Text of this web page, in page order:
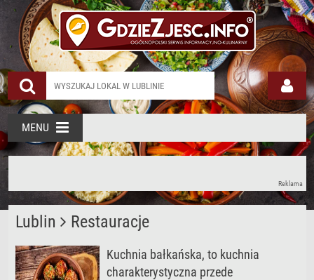
MENU
Reklama
Lublin Restauracje
Kuchnia bałkańska, to kuchnia
charakterystyczna przede